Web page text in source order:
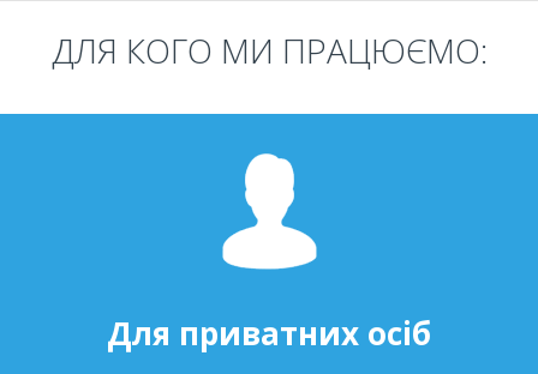
ДЛЯ КОГО МИ ПРАЦЮЄМО:
Для приватних осіб